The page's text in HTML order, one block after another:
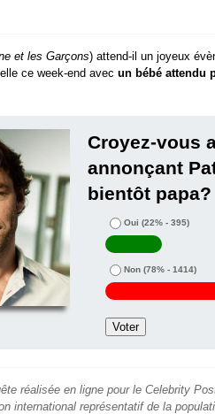
et les Garçons) attend-il un joyeux
ce week-end avec un bébé attendu
Croyez-vous
annonçant
bientôt papa?
Oui (22% - 395)
Non (78% - 1414)
réalisée en ligne pour le Celebrity
international représentatif de la